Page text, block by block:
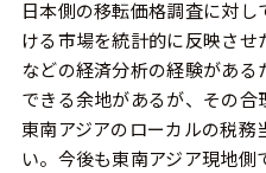
日本側の移転価格調査に対
ける市場を統計的に反映さ
などの経済分析の経験があ
できる余地があるが、その
東南アジアのローカルの税務
い。今後も東南アジア現地